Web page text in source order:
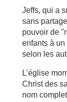
Jeffs, qui a
sans
pouvoir de
enfants à
selon les
L’église
Christ des
nom